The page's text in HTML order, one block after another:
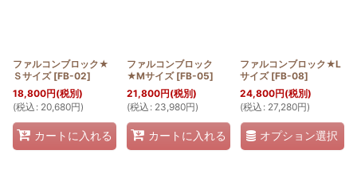
ファルコンブロック★
Ｓサイズ [FB-02]
18,800円(税別)
(税込 : 20,680円)
カートに入れる
ファルコンブロック
★Mサイズ [FB-05]
21,800円(税別)
(税込 : 23,980円)
カートに入れる
ファルコンブロック★L
サイズ [FB-08]
24,800円(税別)
(税込 : 27,280円)
オプション選択